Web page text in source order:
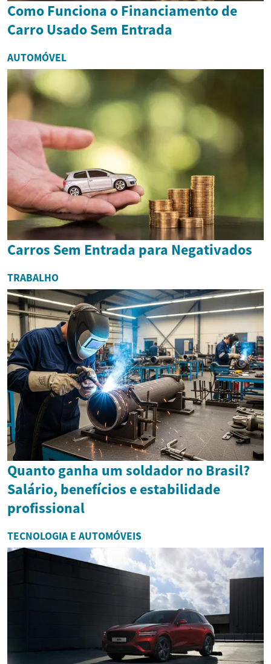
Como Funciona o Financiamento de
Carro Usado Sem Entrada
AUTOMÓVEL
Carros Sem Entrada para Negativados
TRABALHO
Quanto ganha um soldador no Brasil?
Salário, benefícios e estabilidade
profissional
TECNOLOGIA E AUTOMÓVEIS